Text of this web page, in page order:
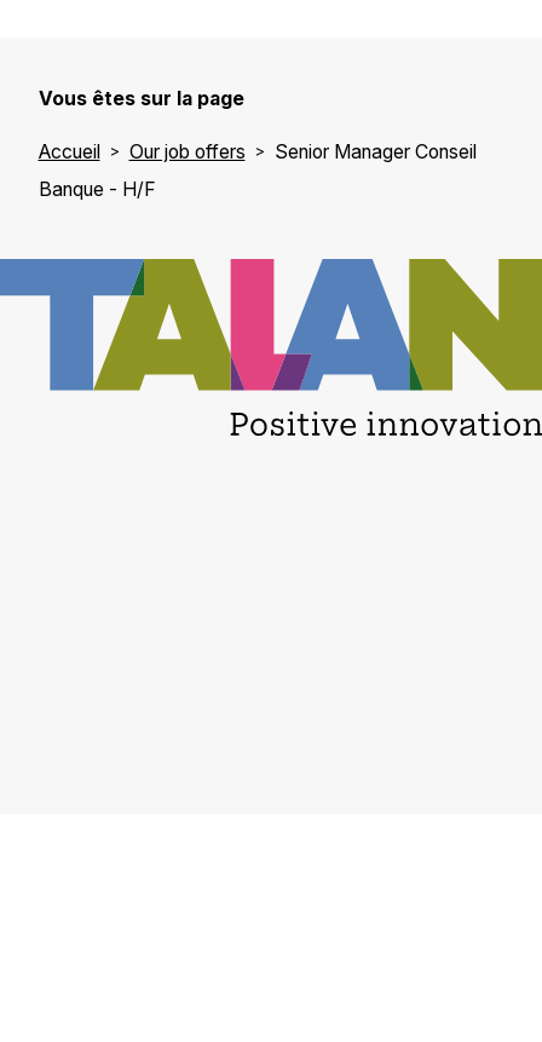
Vous êtes sur la page
Accueil Our job offers
Senior Manager Conseil
Banque - H/F